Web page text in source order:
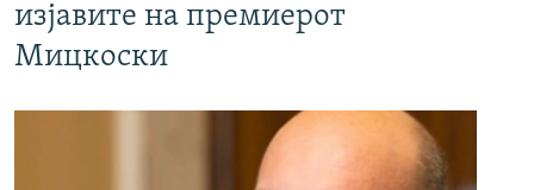
изјавите на премиерот
Мицкоски